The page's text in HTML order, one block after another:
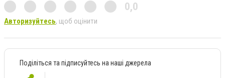
0,0
Авторизуйтесь, щоб оцінити
Поділіться та підписуйтесь на наші джерела